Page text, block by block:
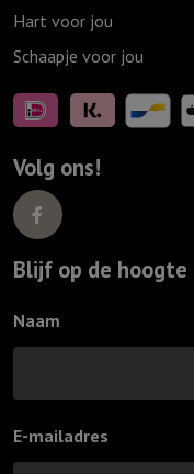
Hart voor jou
Schaapje voor jou
Volg ons!
Blijf op de hoogte
Naam
E-mailadres